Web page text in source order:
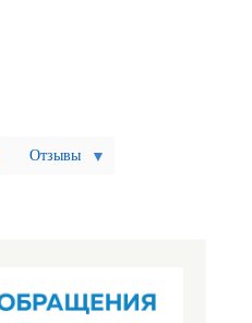
Отзывы